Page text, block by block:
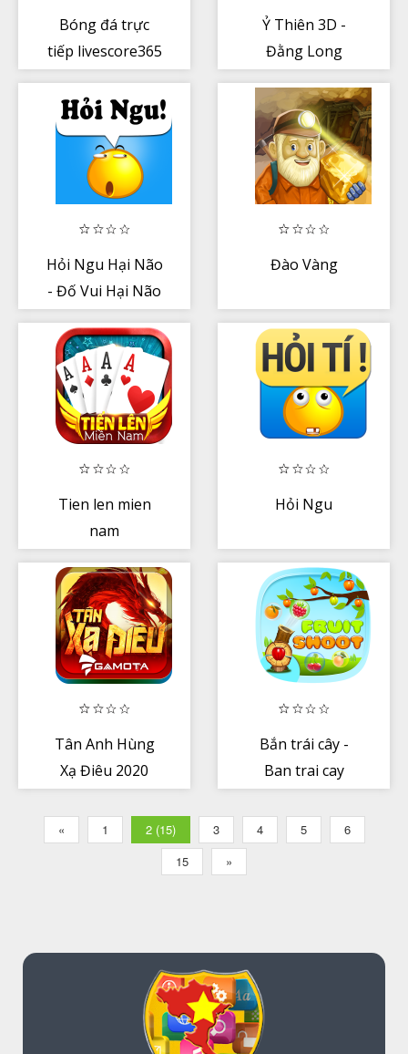
Bóng đá trực
tiếp livescore365
Ỷ Thiên 3D -
Đằng Long
Hỏi Ngu Hại Não
- Đố Vui Hại Não
Đào Vàng
Tien len mien
nam
Hỏi Ngu
Tân Anh Hùng
Xạ Điêu 2020
Bắn trái cây -
Ban trai cay
« 1 2 (15) 3 4 5
6
15
»